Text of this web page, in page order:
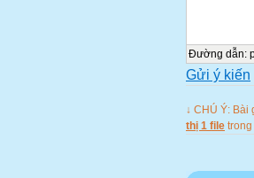
Thầy
Đường dẫn:
Gửi ý kiến
↓ CHÚ Ý: Bài
thị 1 file